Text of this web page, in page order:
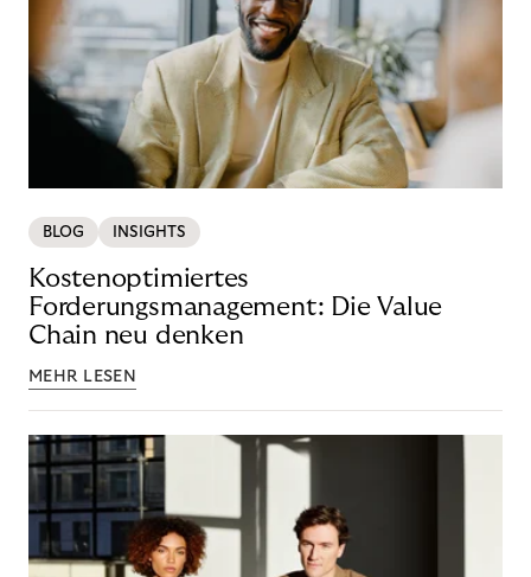
BLOG INSIGHTS
Kostenoptimiertes
Forderungsmanagement: Die Value
Chain neu denken
MEHR LESEN